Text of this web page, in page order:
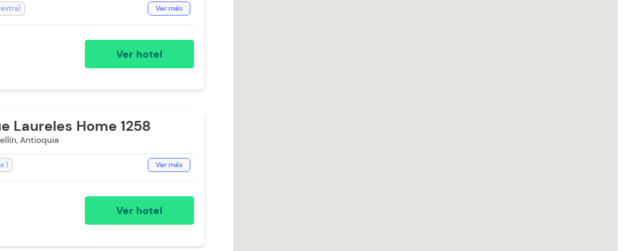
Mini Bar
Ver más
Ver hotel
Laureles Home 1258
Antioquia
)
Ver más
Ver hotel